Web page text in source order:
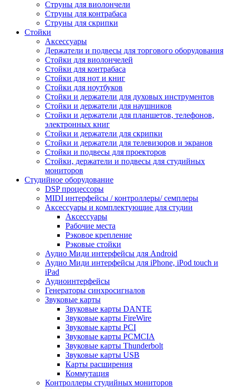
Струны для виолончели
Струны для контрабаса
Струны для скрипки
Стойки
Аксессуары
Держатели и подвесы для торгового оборудования
Стойки для виолончелей
Стойки для контрабаса
Стойки для нот и книг
Стойки для ноутбуков
Стойки и держатели для духовых инструментов
Стойки и держатели для наушников
Стойки и держатели для планшетов, телефонов,
электронных книг
Стойки и держатели для скрипки
Стойки и держатели для телевизоров и экранов
Стойки и подвесы для проекторов
Стойки, держатели и подвесы для студийных
мониторов
Студийное оборудование
DSP процессоры
MIDI интерфейсы / контроллеры/ семплеры
Аксессуары и комплектующие для студии
Аксессуары
Рабочие места
Рэковое крепление
Рэковые стойки
Аудио Миди интерфейсы для Android
Аудио Миди интерфейсы для iPhone, iPod touch и
iPad
Аудиоинтерфейсы
Генераторы синхросигналов
Звуковые карты
Звуковые карты DANTE
Звуковые карты FireWire
Звуковые карты PCI
Звуковые карты PCMCIA
Звуковые карты Thunderbolt
Звуковые карты USB
Карты расширения
Коммутация
Контроллеры студийных мониторов